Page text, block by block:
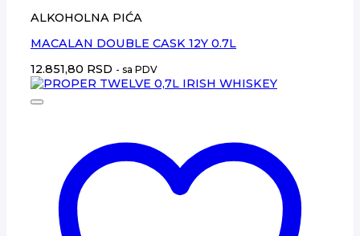
ALKOHOLNA PIĆA
MACALAN DOUBLE CASK 12Y 0.7L
12.851,80 RSD - sa PDV